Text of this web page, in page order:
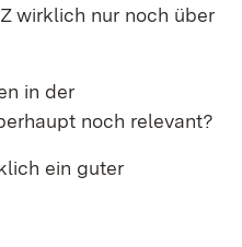
wirklich nur noch über
in der
noch relevant?
ein guter